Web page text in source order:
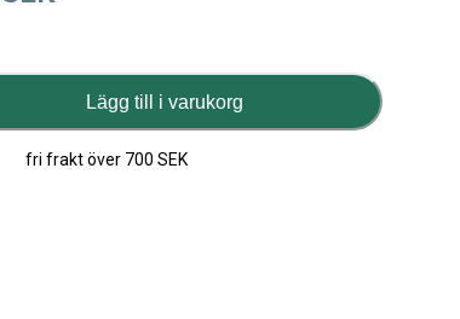
Lägg till i varukorg
fri frakt över 700 SEK